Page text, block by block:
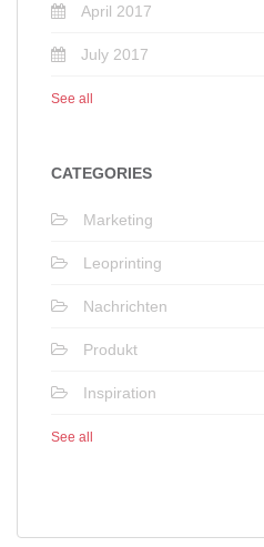
April 2017
July 2017
See all
CATEGORIES
Marketing
Leoprinting
Nachrichten
Produkt
Inspiration
See all